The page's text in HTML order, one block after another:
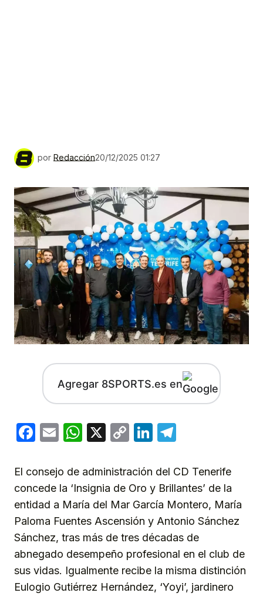
por Redacción20/12/2025 01:27
Agregar 8SPORTS.es en
Facebook
EmailWhatsApp
X
CopyLinkedIn
El consejo de administración del CD Tenerife
concede la ‘Insignia de Oro y Brillantes’ de la
entidad a María del Mar García Montero, María
Paloma Fuentes Ascensión y Antonio Sánchez
Sánchez, tras más de tres décadas de
abnegado desempeño profesional en el club de
sus vidas. Igualmente recibe la misma distinción
Eulogio Gutiérrez Hernández, ‘Yoyi’, jardinero